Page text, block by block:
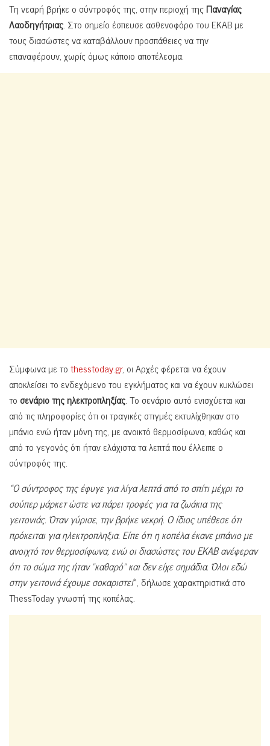
Τη νεαρή βρήκε ο σύντροφός της, στην περιοχή τηςΠαναγίας
Λαοδηγήτριας. Στο σημείο έσπευσε ασθενοφόρο του ΕΚΑΒ με
τους διασώστες να καταβάλλουν προσπάθειες να την
επαναφέρουν, χωρίς όμως κάποιο αποτέλεσμα.
Σύμφωνα με τοthesstoday.gr, οι Αρχές φέρεται να έχουν
αποκλείσει το ενδεχόμενο του εγκλήματος και να έχουν κυκλώσει
το σενάριο της ηλεκτροπληξίας. Το σενάριο αυτό ενισχύεται και
από τις πληροφορίες ότι οι τραγικές στιγμές εκτυλίχθηκαν στο
μπάνιο ενώ ήταν μόνη της, με ανοικτό θερμοσίφωνα, καθώς και
από το γεγονός ότι ήταν ελάχιστα τα λεπτά που έλλειπε ο
σύντροφός της.
«Ο σύντροφος της έφυγε για λίγα λεπτά από το σπίτι μέχρι το
σούπερ μάρκετ ώστε να πάρει τροφές για τα ζωάκια της
γειτονιάς. Όταν γύρισε, την βρήκε νεκρή. Ο ίδιος υπέθεσε ότι
πρόκειται για ηλεκτροπληξια. Είπε ότι η κοπέλα έκανε μπάνιο με
ανοιχτό τον θερμοσίφωνα, ενώ οι διασώστες του ΕΚΑΒ ανέφεραν
ότι το σώμα της ήταν “καθαρό” και δεν είχε σημάδια. Όλοι εδώ
στην γειτονιά έχουμε σοκαριστεί», δήλωσε χαρακτηριστικά στο
ThessToday γνωστή της κοπέλας.